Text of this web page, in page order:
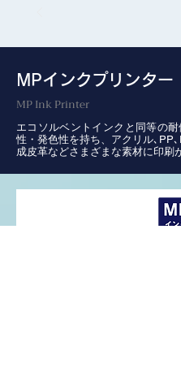
MPインクプリンター
MP Ink Printer
エコソルベントインクと同等の
性・発色性を持ち、アクリル､PP
成皮革などさまざまな素材に印刷